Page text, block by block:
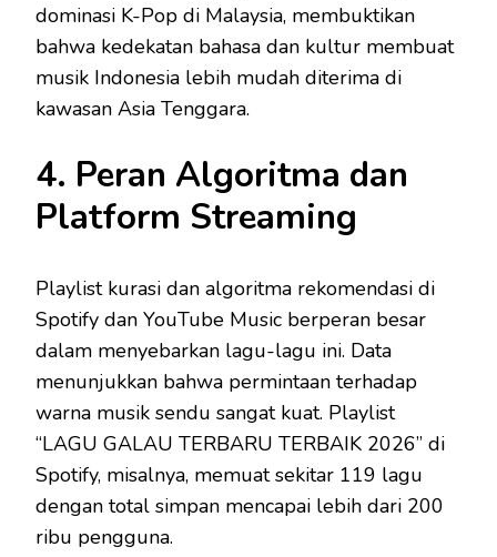
dominasi K-Pop di Malaysia, membuktikan
bahwa kedekatan bahasa dan kultur membuat
musik Indonesia lebih mudah diterima di
kawasan Asia Tenggara.
4. Peran Algoritma dan
Platform Streaming
Playlist kurasi dan algoritma rekomendasi di
Spotify dan YouTube Music berperan besar
dalam menyebarkan lagu-lagu ini. Data
menunjukkan bahwa permintaan terhadap
warna musik sendu sangat kuat. Playlist
“LAGU GALAU TERBARU TERBAIK 2026” di
Spotify, misalnya, memuat sekitar 119 lagu
dengan total simpan mencapai lebih dari 200
ribu pengguna.